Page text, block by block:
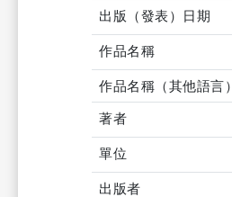
出版（發表）日期
作品名稱
作品名稱（其他語言）
著者
單位
出版者